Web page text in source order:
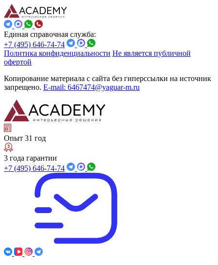
Единая справочная служба:
+7 (495) 646-74-74
Политика конфиденциальности Не является публичной
офертой
Копирование материала с сайта без гиперссылки на источник
запрещено. E-mail: 6467474@yaguar-m.ru
Опыт 31 год
3 года гарантии
+7 (495) 646-74-74